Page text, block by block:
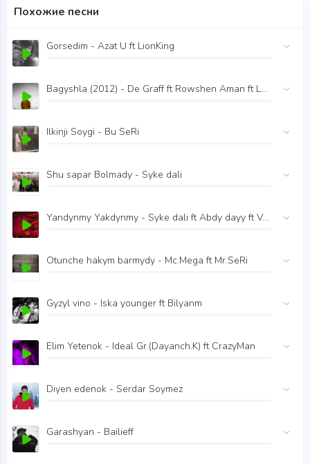
Похожие песни
Gorsedim - Azat U ft LionKing
Bagyshla (2012) - De Graff ft Rowshen Aman ft La Blaze
Ilkinji Soygi - Bu SeRi
Shu sapar Bolmady - Syke dali
Yandynmy Yakdynmy - Syke dali ft Abdy dayy ft Vagrant4
Otunche hakym barmydy - Mc.Mega ft Mr.SeRi
Gyzyl vino - Iska younger ft Bilyanm
Elim Yetenok - Ideal Gr.(Dayanch.K) ft CrazyMan
Diyen edenok - Serdar Soymez
Garashyan - Bailieff